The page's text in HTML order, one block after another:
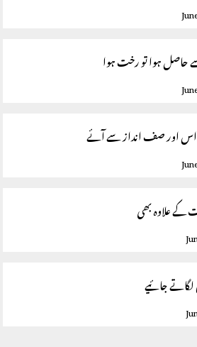
حاصل ہوا تو رخت ہوا
اس اور صف انداز سے آئے
علاوہ بھی
جائیے